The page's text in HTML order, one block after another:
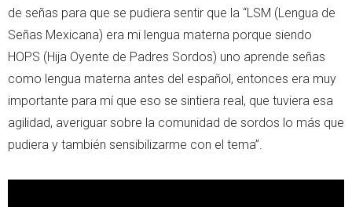
de señas para que se pudiera sentir que la “LSM (Lengua de
Señas Mexicana) era mi lengua materna porque siendo
HOPS (Hija Oyente de Padres Sordos) uno aprende señas
como lengua materna antes del español, entonces era muy
importante para mí que eso se sintiera real, que tuviera esa
agilidad, averiguar sobre la comunidad de sordos lo más que
pudiera y también sensibilizarme con el tema”.